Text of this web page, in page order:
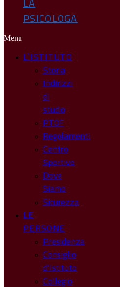
LA
PSICOLOGA
Menu
L’ISTITUTO
Storia
Indirizzi
di
studio
PTOF
Regolamenti
Centro
Sportivo
Dove
Siamo
Sicurezza
LE
PERSONE
Presidenza
Consiglio
d’Istituto
Collegio